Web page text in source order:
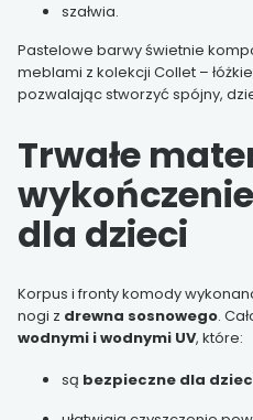
szałwia.
Pastelowe barwy świetnie
meblami z kolekcji Collet –
pozwalając stworzyć spójny,
Trwałe
dla dzieci
Korpus i fronty komody
nogi z drewna sosnowego.
wodnymi i wodnymi UV, które:
są bezpieczne dla